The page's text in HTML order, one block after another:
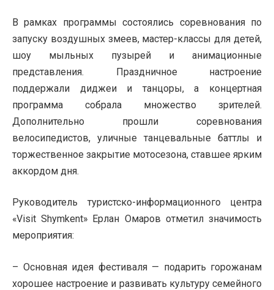
В рамках программы состоялись соревнования по
запуску воздушных змеев, мастер-классы для детей,
шоу мыльных пузырей и анимационные
представления. Праздничное настроение
поддержали диджеи и танцоры, а концертная
программа собрала множество зрителей.
Дополнительно прошли соревнования
велосипедистов, уличные танцевальные баттлы и
торжественное закрытие мотосезона, ставшее ярким
аккордом дня.
Руководитель туристско-информационного центра
«Visit Shymkent» Ерлан Омаров отметил значимость
мероприятия:
– Основная идея фестиваля — подарить горожанам
хорошее настроение и развивать культуру семейного